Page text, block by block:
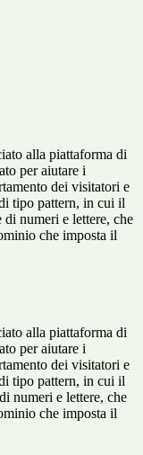
alla piattaforma di
per aiutare i
dei visitatori e
tipo pattern, in cui il
di numeri e lettere, che
che imposta il
alla piattaforma di
per aiutare i
dei visitatori e
tipo pattern, in cui il
numeri e lettere, che
che imposta il